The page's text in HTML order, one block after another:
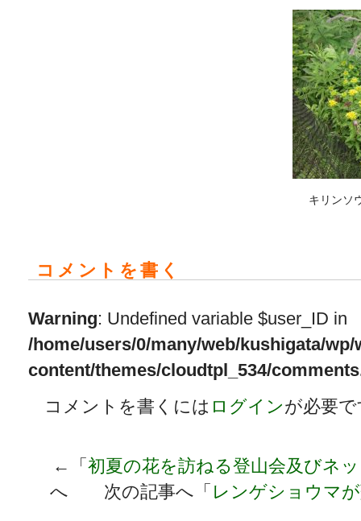
キリンソ
コメントを書く
Warning: Undefined variable $user_ID in
/home/users/0/many/web/kushigata/wp/
content/themes/cloudtpl_534/
コメントを書くには ログインが必要
←「 初夏の花を訪ねる登山会及びネ
へ 次の記事へ「 レンゲショウマ